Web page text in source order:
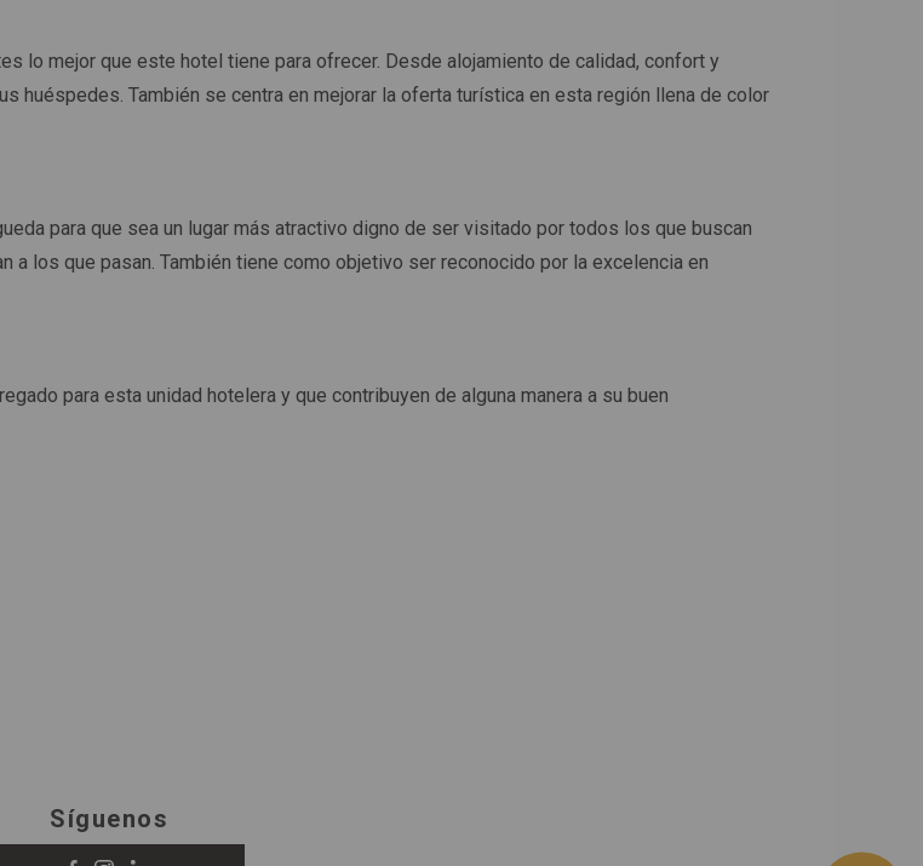
lo mejor que este hotel tiene para ofrecer. Desde alojamiento de calidad, confort y
huéspedes. También se centra en mejorar la oferta turística en esta región llena de color
para que sea un lugar más atractivo digno de ser visitado por todos los que buscan
a los que pasan. También tiene como objetivo ser reconocido por la excelencia en
para esta unidad hotelera y que contribuyen de alguna manera a su buen
Síguenos